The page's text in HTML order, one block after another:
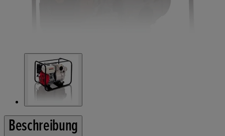
Beschreibung